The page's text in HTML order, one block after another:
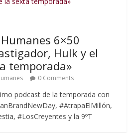
6×50
Hulk y el
temporada»
0 Comments
podcast de la temporada con
#AtrapaElMillón,
#LosCreyentes y la 9ºT